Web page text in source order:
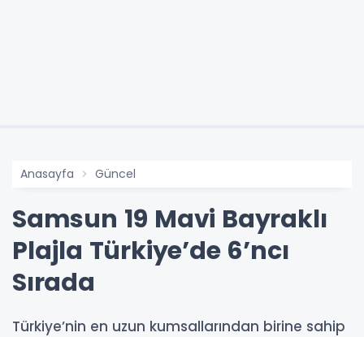
Anasayfa Güncel
Samsun 19 Mavi Bayraklı
Plajla Türkiye’de 6’ncı
Sırada
Türkiye’nin en uzun kumsallarından birine sahip